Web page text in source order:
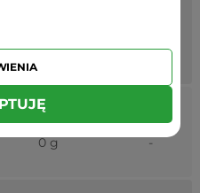
9,0 g
45%
0 g
0 g
-
-